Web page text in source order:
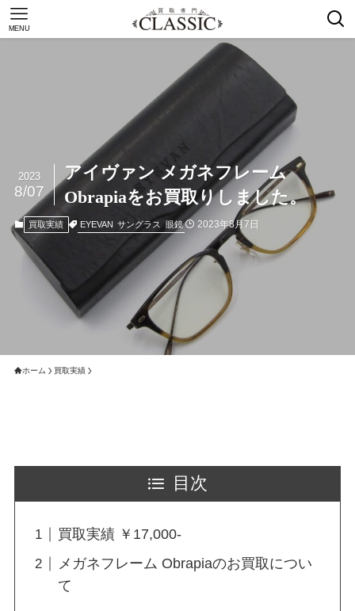
MENU
アイヴァン メガネフレーム
Obrapiaをお買取りしました。
2023
8/07
買取実績 EYEVAN サングラス 眼鏡 2023年8月7日
ホーム 買取実績
目次
買取実績 ￥17,000-
メガネフレーム Obrapiaのお買取につい
て